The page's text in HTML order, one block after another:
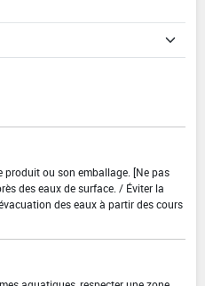
produit ou son emballage. [Ne pas
des eaux de surface. / Éviter la
des eaux à partir des cours